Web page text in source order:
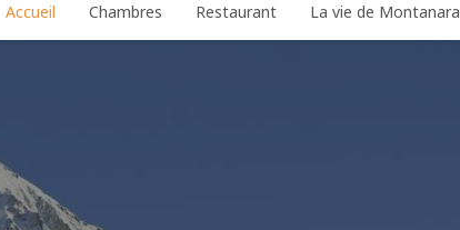
Accueil Chambres Restaurant La vie de Montanara